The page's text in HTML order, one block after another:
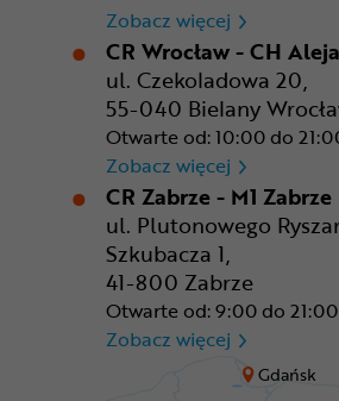
Gdańsk
Zobacz więcej CR
CR Wrocław - CH
ul. Czekoladowa 20,
55-040 Bielany
Otwarte od: 10:00 do
Zobacz więcej CR
CR Zabrze - M1 Zabrze
ul. Plutonowego
Szkubacza 1,
41-800 Zabrze
Otwarte od: 9:00 do 21:00
Zobacz więcej CR